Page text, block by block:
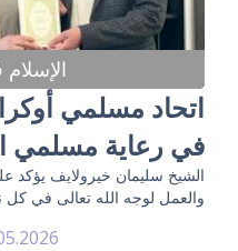
الإسلام
اتحاد مسلمي
في رعاية مسلمي
الشيخ سليمان خيرولايف يؤكد
والعمل لوجه الله تعالى في
- 23:34